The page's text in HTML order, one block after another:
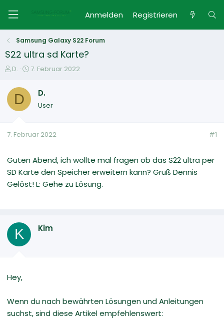
Anmelden Registrieren
Samsung Galaxy S22 Forum
S22 ultra sd Karte?
E
s
e
e
D.
E
t
t
m
7. Februar 2022
D D.
User
7. Februar 2022 #1
Guten Abend, ich wollte mal fragen ob das S22 ultra per
SD Karte den Speicher erweitern kann? Gruß Dennis
Gelöst! L: Gehe zu Lösung.
K Kim
Hey,
Wenn du nach bewährten Lösungen und Anleitungen
suchst, sind diese Artikel empfehlenswert: